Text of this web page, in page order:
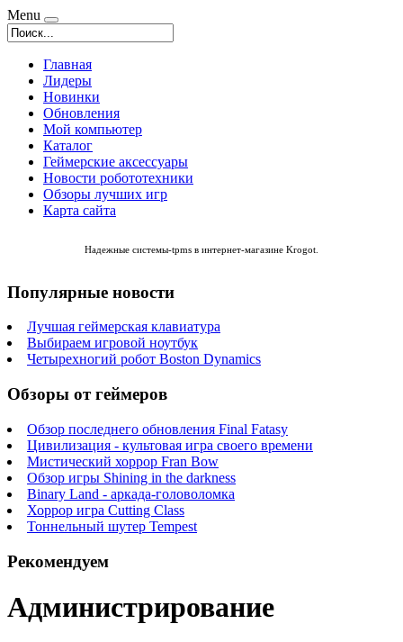
Menu
Главная
Лидеры
Новинки
Обновления
Мой компьютер
Каталог
Геймерские аксессуары
Новости робототехники
Обзоры лучших игр
Карта сайта
Надежные системы-tpms в интернет-магазине Krogot.
Популярные новости
Лучшая геймерская клавиатура
Выбираем игровой ноутбук
Четырехногий робот Boston Dynamics
Обзоры от геймеров
Обзор последнего обновления Final Fatasy
Цивилизация - культовая игра своего времени
Мистический хоррор Fran Bow
Обзор игры Shining in the darkness
Binary Land - аркада-головоломка
Хоррор игра Cutting Class
Тоннельный шутер Tempest
Рекомендуем
Администрирование